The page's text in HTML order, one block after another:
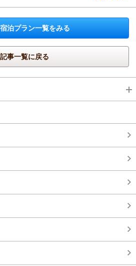
泊プラン一覧をみる
記事一覧に戻る
(1)